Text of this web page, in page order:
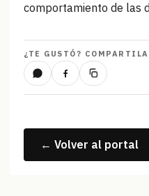
comportamiento de las
¿TE GUSTÓ? COMPARTILA
← Volver al portal